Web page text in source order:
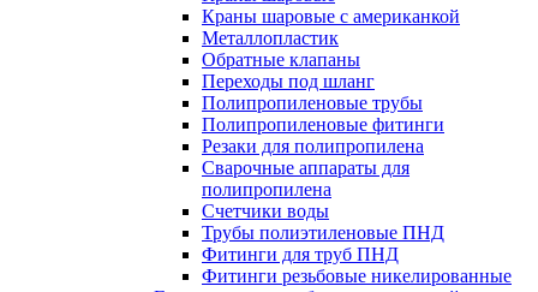
Краны шаровые с американкой
Металлопластик
Обратные клапаны
Переходы под шланг
Полипропиленовые трубы
Полипропиленовые фитинги
Резаки для полипропилена
Сварочные аппараты для
полипропилена
Счетчики воды
Трубы полиэтиленовые ПНД
Фитинги для труб ПНД
Фитинги резьбовые никелированные